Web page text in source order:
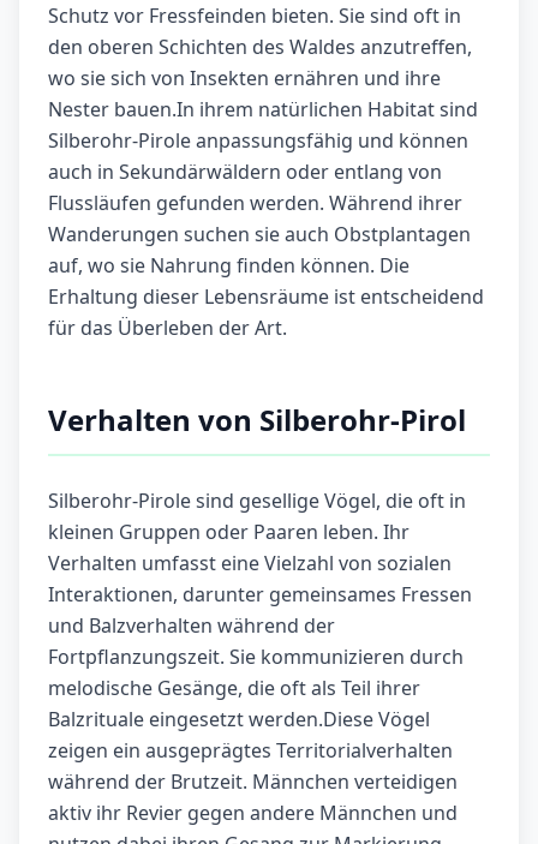
Schutz vor Fressfeinden bieten. Sie sind oft in
den oberen Schichten des Waldes anzutreffen,
wo sie sich von Insekten ernähren und ihre
Nester bauen.In ihrem natürlichen Habitat sind
Silberohr-Pirole anpassungsfähig und können
auch in Sekundärwäldern oder entlang von
Flussläufen gefunden werden. Während ihrer
Wanderungen suchen sie auch Obstplantagen
auf, wo sie Nahrung finden können. Die
Erhaltung dieser Lebensräume ist entscheidend
für das Überleben der Art.
Verhalten von Silberohr-Pirol
Silberohr-Pirole sind gesellige Vögel, die oft in
kleinen Gruppen oder Paaren leben. Ihr
Verhalten umfasst eine Vielzahl von sozialen
Interaktionen, darunter gemeinsames Fressen
und Balzverhalten während der
Fortpflanzungszeit. Sie kommunizieren durch
melodische Gesänge, die oft als Teil ihrer
Balzrituale eingesetzt werden.Diese Vögel
zeigen ein ausgeprägtes Territorialverhalten
während der Brutzeit. Männchen verteidigen
aktiv ihr Revier gegen andere Männchen und